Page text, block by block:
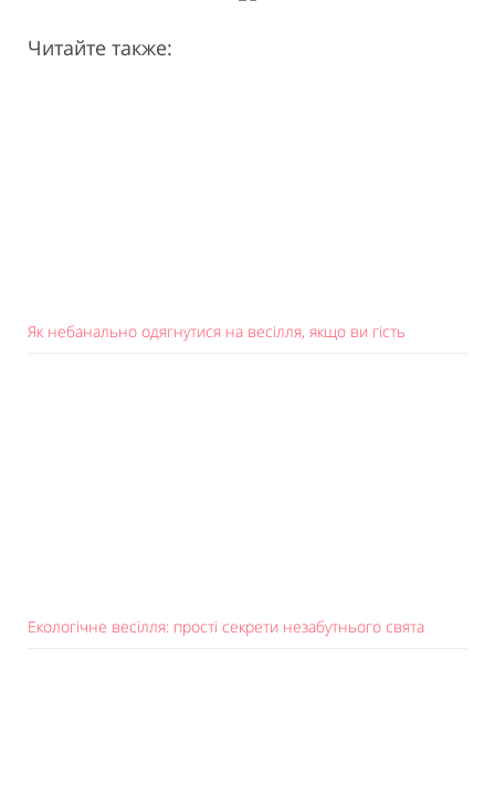
Читайте также:
Як небанально одягнутися на весілля, якщо ви гість
Екологічне весілля: прості секрети незабутнього свята